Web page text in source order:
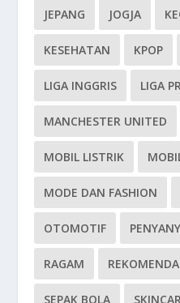
JEPANG JOGJA
KESEHATAN KPOP
LIGA INGGRIS LIGA
MANCHESTER UNITED
MOBIL LISTRIK
MODE DAN FASHION
OTOMOTIF
RAGAM
SEPAK BOLA